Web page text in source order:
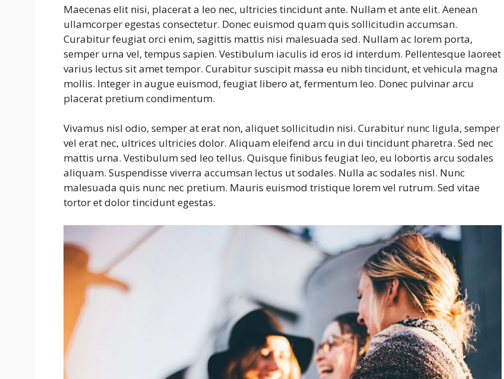
Maecenas elit nisi, placerat a leo nec, ultricies tincidunt ante. Nullam et ante elit. Aenean
ullamcorper egestas consectetur. Donec euismod quam quis sollicitudin accumsan.
Curabitur feugiat orci enim, sagittis mattis nisi malesuada sed. Nullam ac lorem porta,
semper urna vel, tempus sapien. Vestibulum iaculis id eros id interdum. Pellentesque laoreet
varius lectus sit amet tempor. Curabitur suscipit massa eu nibh tincidunt, et vehicula magna
mollis. Integer in augue euismod, feugiat libero at, fermentum leo. Donec pulvinar arcu
placerat pretium condimentum.
Vivamus nisl odio, semper at erat non, aliquet sollicitudin nisi. Curabitur nunc ligula, semper
vel erat nec, ultrices ultricies dolor. Aliquam eleifend arcu in dui tincidunt pharetra. Sed nec
mattis urna. Vestibulum sed leo tellus. Quisque finibus feugiat leo, eu lobortis arcu sodales
aliquam. Suspendisse viverra accumsan lectus ut sodales. Nulla ac sodales nisl. Nunc
malesuada quis nunc nec pretium. Mauris euismod tristique lorem vel rutrum. Sed vitae
tortor et dolor tincidunt egestas.